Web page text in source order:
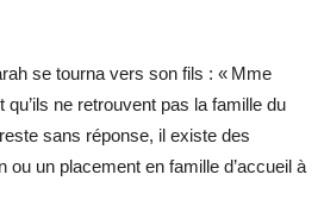
se tourna vers son fils : « Mme
qu’ils ne retrouvent pas la famille du
sans réponse, il existe des
ou un placement en famille d’accueil à